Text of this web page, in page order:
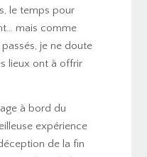
le temps pour
mais comme
je ne doute
lieux ont à offrir
à bord du
expérience
de la fin